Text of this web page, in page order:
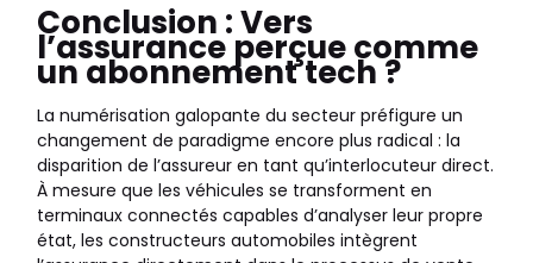
Conclusion : Vers
l’assurance perçue comme
un abonnement tech ?
La numérisation galopante du secteur préfigure un
changement de paradigme encore plus radical : la
disparition de l’assureur en tant qu’interlocuteur direct.
À mesure que les véhicules se transforment en
terminaux connectés capables d’analyser leur propre
état, les constructeurs automobiles intègrent